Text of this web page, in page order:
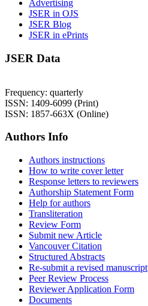
Advertising
JSER in OJS
JSER Blog
JSER in ePrints
JSER Data
Frequency: quarterly
ISSN: 1409-6099 (Print)
ISSN: 1857-663X (Online)
Authors Info
Authors instructions
How to write cover letter
Response letters to reviewers
Authorship Statement Form
Help for authors
Transliteration
Review Form
Submit new Article
Vancouver Citation
Structured Abstracts
Re-submit a revised manuscript
Peer Review Process
Reviewer Application Form
Documents